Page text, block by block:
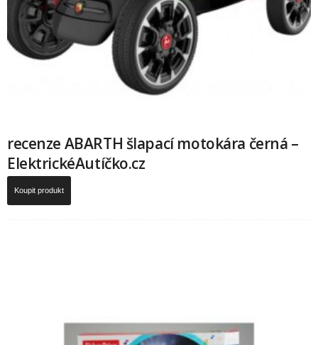
recenze ABARTH šlapací motokára černá –
ElektrickéAutíčko.cz
Koupit produkt